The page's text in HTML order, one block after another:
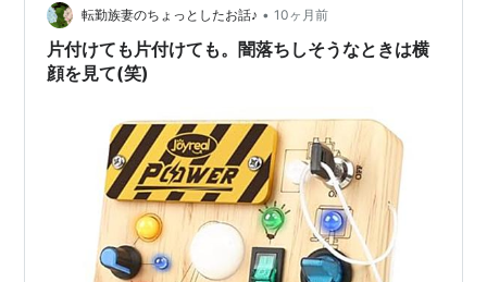
転勤族妻のちょっとしたお話♪ • 10ヶ月前
片付けても片付けても。闇落ちしそうなときは横
顔を見て(笑)